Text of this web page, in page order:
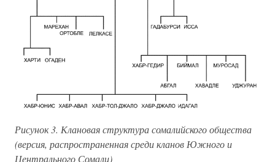
Рисунок 3. Клановая структура сомалийского общества
(версия, распространенная среди кланов Южного и
Центрального Сомали)